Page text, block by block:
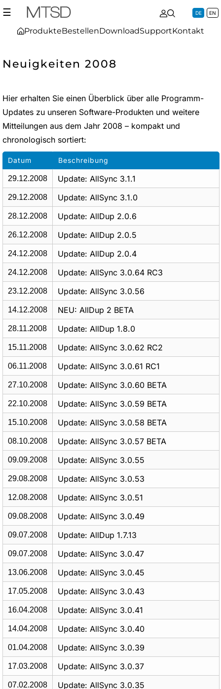
☰
ProdukteBestellenDownloadSupportKontakt
DE EN
Neuigkeiten 2008
Hier erhalten Sie einen Überblick über alle Programm-
Updates zu unseren Software-Produkten und weitere
Mitteilungen aus dem Jahr 2008 – kompakt und
chronologisch sortiert:
Datum Beschreibung
29.12.2008 Update: AllSync 3.1.1
29.12.2008 Update: AllSync 3.1.0
28.12.2008 Update: AllDup 2.0.6
26.12.2008 Update: AllDup 2.0.5
24.12.2008 Update: AllDup 2.0.4
24.12.2008 Update: AllSync 3.0.64 RC3
23.12.2008 Update: AllSync 3.0.56
14.12.2008 NEU: AllDup 2 BETA
28.11.2008 Update: AllDup 1.8.0
15.11.2008 Update: AllSync 3.0.62 RC2
06.11.2008 Update: AllSync 3.0.61 RC1
27.10.2008 Update: AllSync 3.0.60 BETA
22.10.2008 Update: AllSync 3.0.59 BETA
15.10.2008 Update: AllSync 3.0.58 BETA
08.10.2008 Update: AllSync 3.0.57 BETA
09.09.2008 Update: AllSync 3.0.55
29.08.2008 Update: AllSync 3.0.53
12.08.2008 Update: AllSync 3.0.51
09.08.2008 Update: AllSync 3.0.49
09.07.2008 Update: AllDup 1.7.13
09.07.2008 Update: AllSync 3.0.47
13.06.2008 Update: AllSync 3.0.45
17.05.2008 Update: AllSync 3.0.43
16.04.2008 Update: AllSync 3.0.41
14.04.2008 Update: AllSync 3.0.40
01.04.2008 Update: AllSync 3.0.39
17.03.2008 Update: AllSync 3.0.37
07.02.2008 Update: AllSync 3.0.35